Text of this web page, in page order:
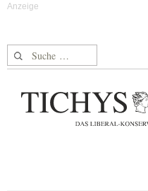
Suche nach: